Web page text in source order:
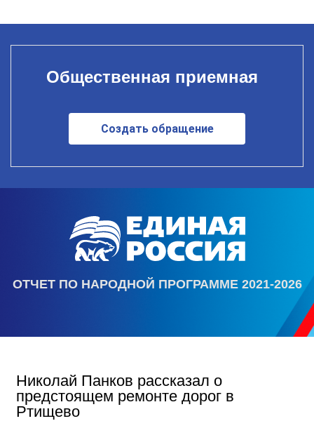
Общественная приемная
Создать обращение
ОТЧЕТ ПО НАРОДНОЙ ПРОГРАММЕ 2021-2026
Николай Панков рассказал о
предстоящем ремонте дорог в
Ртищево